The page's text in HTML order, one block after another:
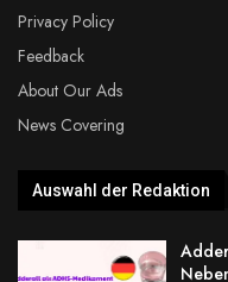
Privacy Policy
Feedback
About Our Ads
News Covering
Auswahl der Redaktion